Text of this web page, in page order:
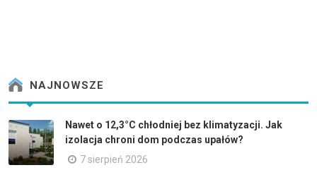
NAJNOWSZE
Nawet o 12,3°C chłodniej bez klimatyzacji. Jak
izolacja chroni dom podczas upałów?
7 sierpień 2026